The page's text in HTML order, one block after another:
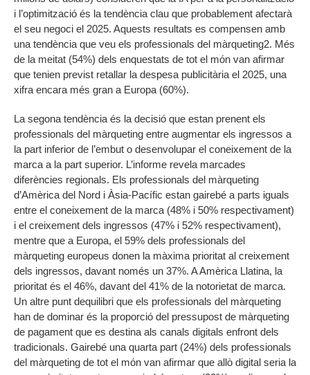
i l’optimització és la tendència clau que probablement afectarà
el seu negoci el 2025. Aquests resultats es compensen amb
una tendència que veu els professionals del màrqueting2. Més
de la meitat (54%) dels enquestats de tot el món van afirmar
que tenien previst retallar la despesa publicitària el 2025, una
xifra encara més gran a Europa (60%).
La segona tendència és la decisió que estan prenent els
professionals del màrqueting entre augmentar els ingressos a
la part inferior de l’embut o desenvolupar el coneixement de la
marca a la part superior. L’informe revela marcades
diferències regionals. Els professionals del màrqueting
d’Amèrica del Nord i Àsia-Pacífic estan gairebé a parts iguals
entre el coneixement de la marca (48% i 50% respectivament)
i el creixement dels ingressos (47% i 52% respectivament),
mentre que a Europa, el 59% dels professionals del
màrqueting europeus donen la màxima prioritat al creixement
dels ingressos, davant només un 37%. A Amèrica Llatina, la
prioritat és el 46%, davant del 41% de la notorietat de marca.
Un altre punt dequilibri que els professionals del màrqueting
han de dominar és la proporció del pressupost de màrqueting
de pagament que es destina als canals digitals enfront dels
tradicionals. Gairebé una quarta part (24%) dels professionals
del màrqueting de tot el món van afirmar que allò digital seria la